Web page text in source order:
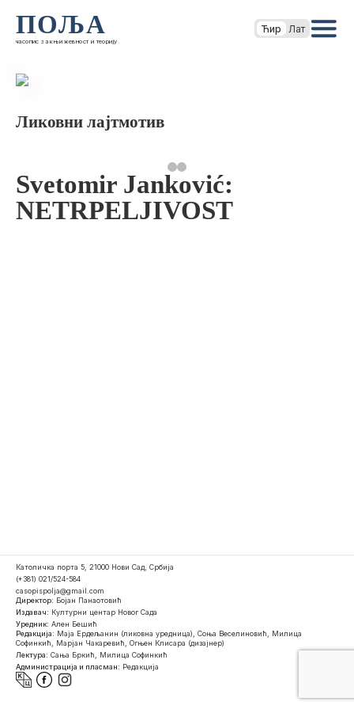
ПОЉА
часопис за књижевност и теорију
Ћир Лат
Ликовни лајтмотив
Svetomir Janković:
NETRPELJIVOST
Католичка порта 5, 21000 Нови Сад, Србија
(+381) 021/524-584
casopispolja@gmail.com
Директор: Бојан Панаотовић
Издавач: Културни центар Новог Сада
Уредник: Ален Бешић
Редакција: Маја Ердељанин (ликовна уредница), Соња Веселиновић, Милица
Софинкић, Марјан Чакаревић, Огњен Клисара (дизајнер)
Лектура: Сања Бркић, Милица Софинкић
Администрација и пласман: Редакција